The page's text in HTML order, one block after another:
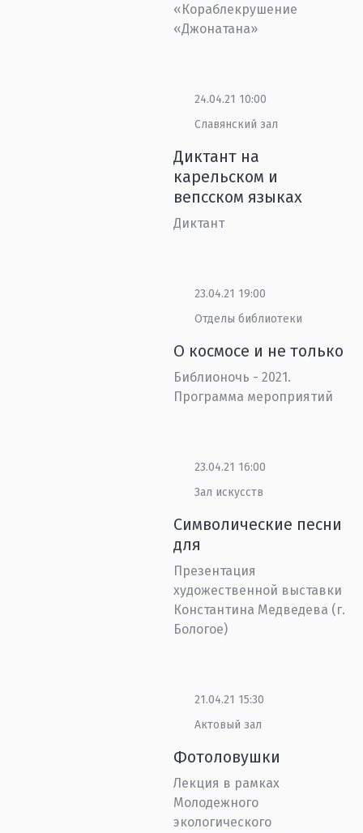
«Кораблекрушение
«Джонатана»
24.04.21 10:00
Славянский зал
Диктант на
карельском и
вепсском языках
Диктант
23.04.21 19:00
Отделы библиотеки
О космосе и не только
Библионочь - 2021.
Программа мероприятий
23.04.21 16:00
Зал искусств
Символические песни
для
Презентация
художественной выставки
Константина Медведева (г.
Бологое)
21.04.21 15:30
Актовый зал
Фотоловушки
Лекция в рамках
Молодежного
экологического